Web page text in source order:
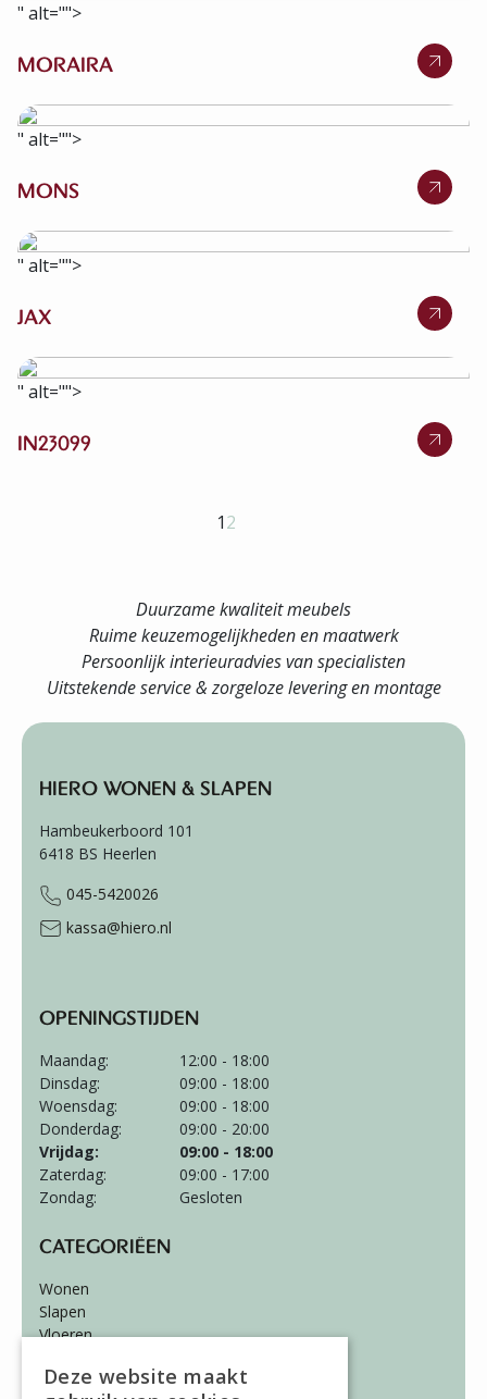
" alt="">
MORAIRA
" alt="">
MONS
" alt="">
JAX
" alt="">
IN23099
12
Duurzame kwaliteit meubels
Ruime keuzemogelijkheden en maatwerk
Persoonlijk interieuradvies van specialisten
Uitstekende service & zorgeloze levering en montage
HIERO WONEN & SLAPEN
Hambeukerboord 101
6418 BS Heerlen
045-5420026
kassa@hiero.nl
OPENINGSTIJDEN
Maandag:
12:00 - 18:00
Dinsdag:
09:00 - 18:00
Woensdag:
09:00 - 18:00
Donderdag:
09:00 - 20:00
Vrijdag:
09:00 - 18:00
Zaterdag:
09:00 - 17:00
Zondag:
Gesloten
CATEGORIËEN
Wonen
Slapen
Vloeren
Deze website maakt